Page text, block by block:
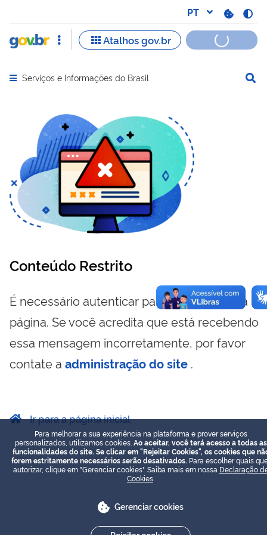
Abrir menu principal de navegação
Serviços e Informações do Brasil
Conteúdo Restrito
É necessário autenticar para visualizar essa
página. Se você acredita que está recebendo
essa mensagem incorretamente, por favor
contate a administração do site .
Ir para a página inicial
Para melhorar a sua experiência na plataforma e prover serviços
personalizados, utilizamos cookies. Ao aceitar, você terá acesso a todas as
funcionalidades do site. Se clicar em "Rejeitar Cookies", os cookies que
forem estritamente necessários serão desativados. Para escolher quais
autorizar, clique em "Gerenciar cookies". Saiba mais em nossa Declaração
Cookies
Gerenciar cookies